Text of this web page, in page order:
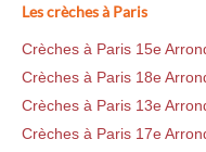
Les crèches à Paris
Crèches à Paris 15e
Crèches à Paris 18e
Crèches à Paris 13e
Crèches à Paris 17e